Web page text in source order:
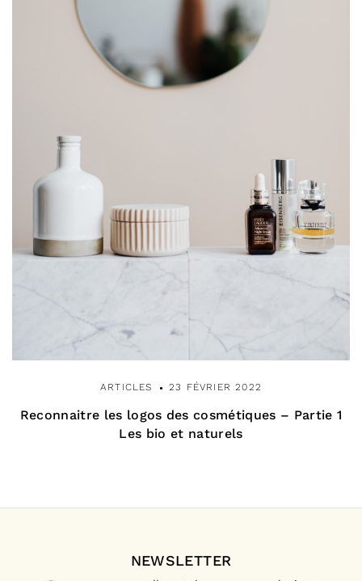
ARTICLES 23 FÉVRIER 2022
Reconnaitre les logos des cosmétiques – Partie 1
Les bio et naturels
NEWSLETTER